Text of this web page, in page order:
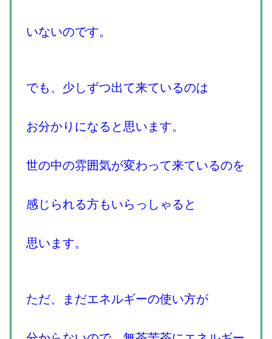
いないのです。
でも、少しずつ出て来ているのは
お分かりになると思います。
世の中の雰囲気が変わって来ているのを
感じられる方もいらっしゃると
思います。
ただ、まだエネルギーの使い方が